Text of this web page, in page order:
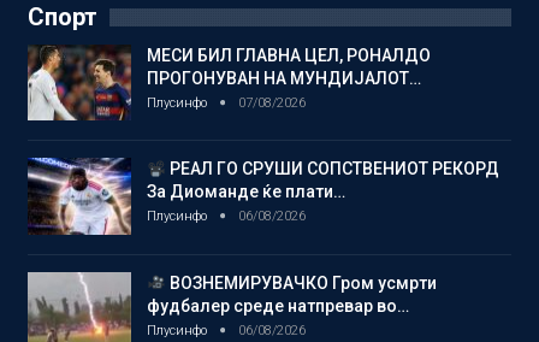
Спорт
МЕСИ БИЛ ГЛАВНА ЦЕЛ, РОНАЛДО
ПРОГОНУВАН НА МУНДИЈАЛОТ…
Плусинфо 07/08/2026
РЕАЛ ГО СРУШИ СОПСТВЕНИОТ РЕКОРД
За Диоманде ќе плати…
Плусинфо 06/08/2026
ВОЗНЕМИРУВАЧКО Гром усмрти
фудбалер среде натпревар во…
Плусинфо 06/08/2026